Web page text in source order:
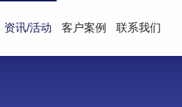
资讯/活动 客户案例 联系我们